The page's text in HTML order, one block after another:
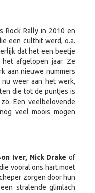
Rock Rally in 2010 en
een culthit werd, o.a.
dat het een beetje
afgelopen jaar. Ze
aan nieuwe nummers
weer aan het werk,
die tot de puntjes is
Een veelbelovende
veel moois mogen
Iver, Nick Drake of
vooral ons hart moet
zorgen door hun
stralende glimlach